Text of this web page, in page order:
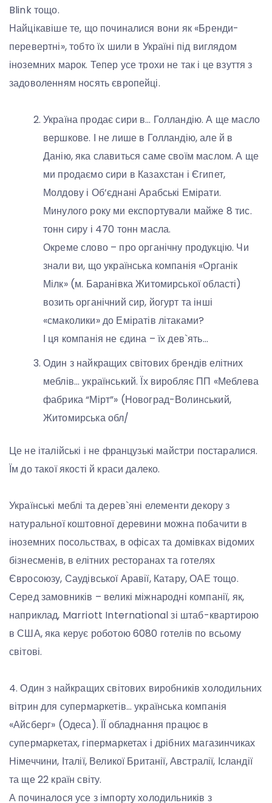
Blink тощо.
Найцікавіше те, що починалися вони як «Бренди-
перевертні», тобто їх шили в Україні під виглядом
іноземних марок. Тепер усе трохи не так і це взуття з
задоволенням носять європейці.
Україна продає сири в… Голландію. А ще масло
вершкове. І не лише в Голландію, але й в
Данію, яка славиться саме своїм маслом. А ще
ми продаємо сири в Казахстан і Єгипет,
Молдову і Об’єднані Арабські Емірати.
Минулого року ми експортували майже 8 тис.
тонн сиру і 470 тонн масла.
Окреме слово – про органічну продукцію. Чи
знали ви, що українська компанія «Органік
Мілк» (м. Баранівка Житомирської області)
возить органічний сир, йогурт та інші
«смаколики» до Еміратів літаками?
І ця компанія не єдина – їх дев`ять…
Один з найкращих світових брендів елітних
меблів… український. Їх виробляє ПП «Меблева
фабрика “Мірт”» (Новоград-Волинський,
Житомирська обл/
Це не італійські і не французькі майстри постаралися.
Їм до такої якості й краси далеко.
Українські меблі та дерев`яні елементи декору з
натуральної коштовної деревини можна побачити в
іноземних посольствах, в офісах та домівках відомих
бізнесменів, в елітних ресторанах та готелях
Євросоюзу, Саудівської Аравії, Катару, ОАЕ тощо.
Серед замовників – великі міжнародні компанії, як,
наприклад, Marriott International зі штаб-квартирою
в США, яка керує роботою 6080 готелів по всьому
світові.
4. Один з найкращих світових виробників холодильних
вітрин для супермаркетів… українська компанія
«Айсберг» (Одеса). ЇЇ обладнання працює в
супермаркетах, гіпермаркетах і дрібних магазинчиках
Німеччини, Італії, Великої Британії, Австралії, Ісландії
та ще 22 країн світу.
А починалося усе з імпорту холодильників з